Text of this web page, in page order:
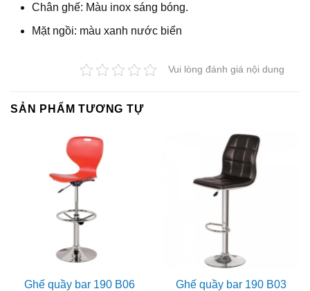
Chân ghế: Màu inox sáng bóng.
Mặt ngồi: màu xanh nước biển
Vui lòng đánh giá nội dung
SẢN PHẨM TƯƠNG TỰ
Ghế quầy bar 190 B06 Ghế quầy bar 190 B03